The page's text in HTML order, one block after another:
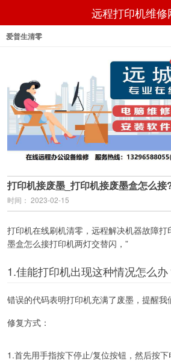
远程打印机维修
爱普生清零
打印机接废墨_打印机接废墨盒怎么接
时间： 2023-02-15
打印机在线刷机清零，远程解决机器故障
墨盒怎么接打印机两灯交替闪，”
1.佳能打印机出现这种情况怎么办
错误的代码表明打印机充满了废墨，提醒我
修复方式：
1.首先用手指按下停止/复位按钮，然后按下